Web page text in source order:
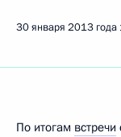
30 января 2013 года
По итогам встречи